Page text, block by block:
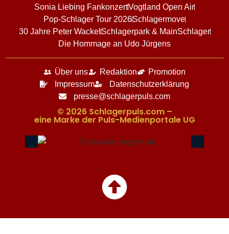
Sonia Liebing FankonzertVogtland Open Air
Pop-Schlager Tour 2026Schlagermove
30 Jahre Peter Wackel Schlagerpark & MainSchlager
Die Hommage an Udo Jürgens
Über uns Redaktion
Promotion
Impressum
Datenschutzerklärung
presse@schlagerpuls.com
© 2026 Schlagerpuls.com –
eine Marke der Puls-Medienportale UG​